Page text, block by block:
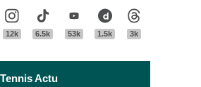
Instagram
12k
Tik Tok
6.5k
Youtube
53k
Dailymotion
1.5k 3k
Tennis Actu